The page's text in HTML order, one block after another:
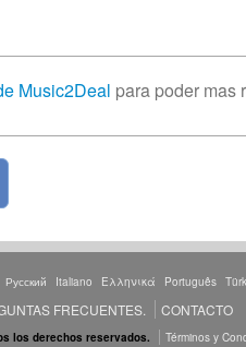
Music2Deal para poder mas
Русский Italiano Ελληνικά Português
FRECUENTES. CONTACTO
los derechos reservados. Términos y